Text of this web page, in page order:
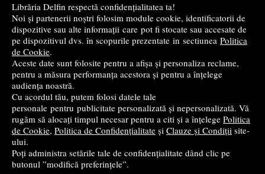
Librăria Delfin respectă confidențialitatea ta!
Noi și partenerii noștri folosim module cookie, identificatorii de
dispozitive sau alte informații care pot fi stocate sau accesate de
pe dispozitivul dvs. în scopurile prezentate in sectiunea Politica
de Cookie.
Aceste date sunt folosite pentru a afișa și personaliza reclame,
pentru a măsura performanța acestora și pentru a înțelege
audiența noastră.
Cu acordul tău, putem folosi datele tale
personale pentru publicitate personalizată și nepersonalizată. Vă
rugăm să alocați timpul necesar pentru a citi și a înțelege Politica
de Cookie, Politica de Confidențialitate și Clauze și Condiții site-
ului.
Poți administra setările tale de confidențialitate dând clic pe
butonul ”modifică preferințele”.
Cele mai bune cărți de istorie
Top cărți beletristică
...toate știrile
© 2004 - 2026 Grup DZC SRL
Magazin onlinecreat de Vital Soft
Created in 0.0853 sec